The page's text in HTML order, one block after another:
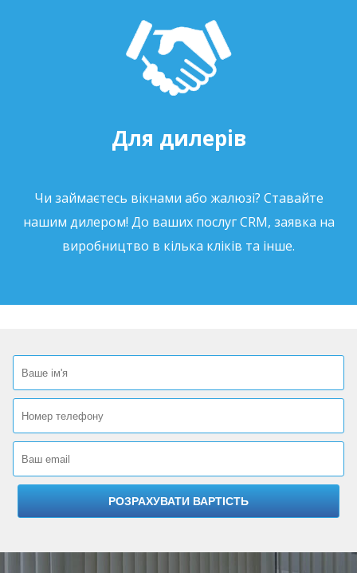
Для дилерів
Чи займаєтесь вікнами або жалюзі? Ставайте
нашим дилером! До ваших послуг CRM, заявка на
виробництво в кілька кліків та інше.